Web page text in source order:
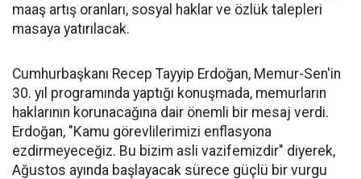
maaş artış oranları, sosyal haklar ve özlük talepleri
masaya yatırılacak.
Cumhurbaşkanı Recep Tayyip Erdoğan, Memur-Sen'in
30. yıl programında yaptığı konuşmada, memurların
haklarının korunacağına dair önemli bir mesaj verdi.
Erdoğan, "Kamu görevlilerimizi enflasyona
ezdirmeyeceğiz. Bu bizim asli vazifemizdir" diyerek,
Ağustos ayında başlayacak sürece güçlü bir vurgu